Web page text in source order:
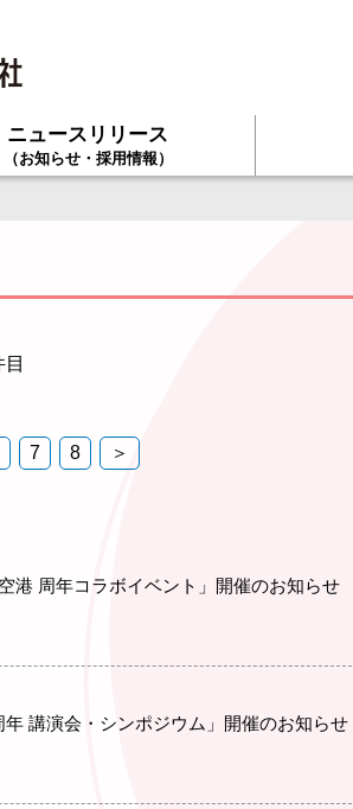
ニュースリリース
（お知らせ・採用情報）
7 8 ＞
港 周年コラボイベント」開催のお知らせ
年 講演会・シンポジウム」開催のお知らせ